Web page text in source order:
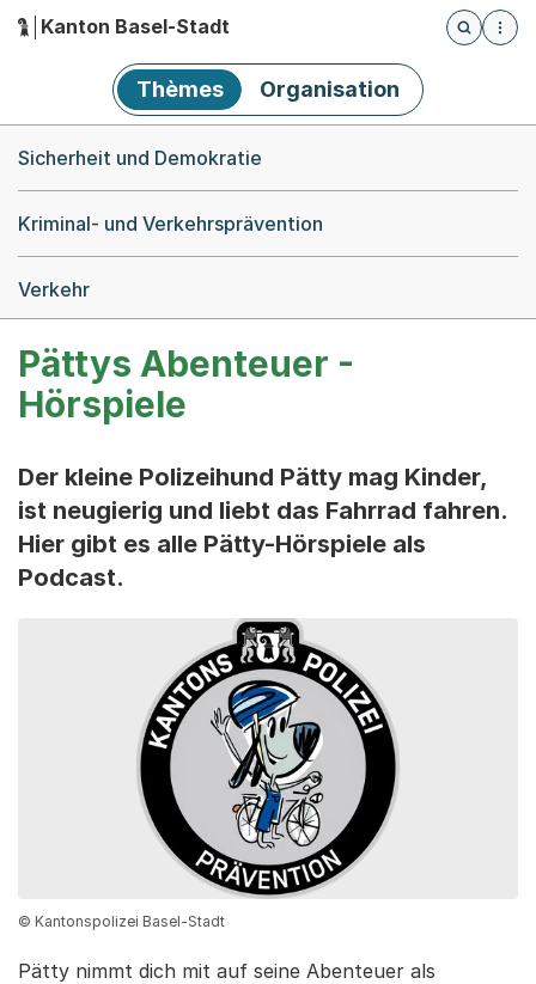
Hauptnavigation
Kanton Basel-Stadt
Öffnet
Thèmes Organisation
Sicherheit und Demokratie
Kriminal- und Verkehrsprävention
Verkehr
Pättys Abenteuer -
Hörspiele
Der kleine Polizeihund Pätty mag Kinder,
ist neugierig und liebt das Fahrrad fahren.
Hier gibt es alle Pätty-Hörspiele als
Podcast.
© Kantonspolizei Basel-Stadt
Pätty nimmt dich mit auf seine Abenteuer als